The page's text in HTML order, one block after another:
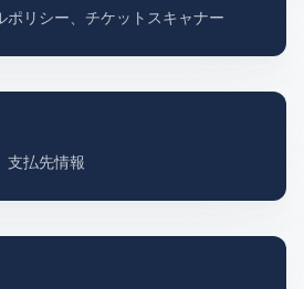
ポリシー、チケットスキャナー
支払先情報